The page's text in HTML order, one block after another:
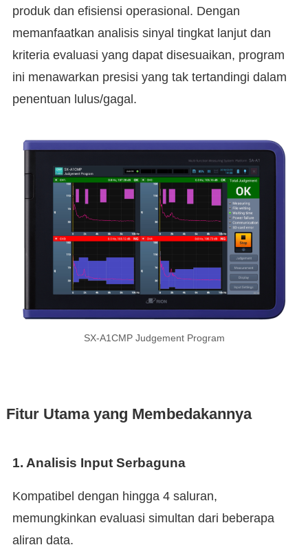
produk dan efisiensi operasional. Dengan
memanfaatkan analisis sinyal tingkat lanjut dan
kriteria evaluasi yang dapat disesuaikan, program
ini menawarkan presisi yang tak tertandingi dalam
penentuan lulus/gagal.
SX-A1CMP Judgement Program
Fitur Utama yang Membedakannya
1. Analisis Input Serbaguna
Kompatibel dengan hingga 4 saluran,
memungkinkan evaluasi simultan dari beberapa
aliran data.